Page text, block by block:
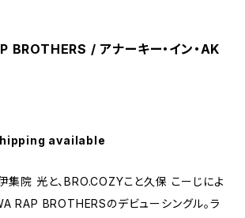
/ アナーキー・イン・AK
available
集院 光と、BRO.COZYこと久保 こーじによ
RAP BROTHERSのデビューシングル。ラ